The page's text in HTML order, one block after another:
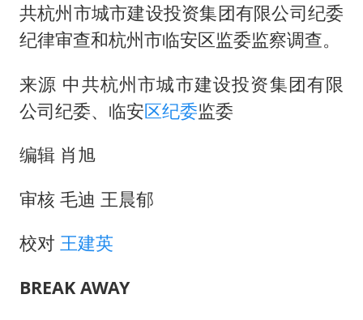
5万小车卖不动 微型代步车集体遇冷
白海豚路径图
周星驰妈妈现身香港首映礼
共杭州市城市建设投资集团有限公司纪委
纪律审查和杭州市临安区监委监察调查。
来源 中共杭州市城市建设投资集团有限
公司纪委、临安区纪委监委
编辑 肖旭
审核 毛迪 王晨郁
校对 王建英
BREAK AWAY